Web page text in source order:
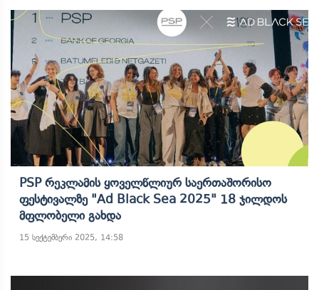
PSP Რეკლამის Ყოველწლიურ Საერთაშორისო
Ფესტივალზე "Ad Black Sea 2025" 18 Ჯილდოს
Მფლობელი Გახდა
15 სექტემბერი 2025, 14:58